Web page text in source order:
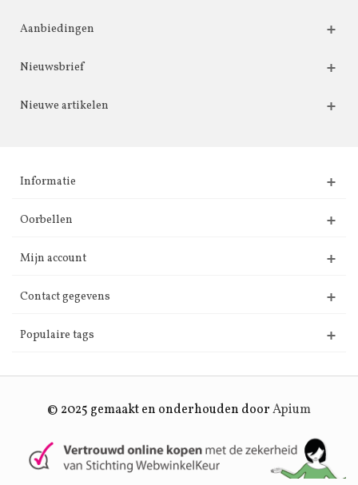
Aanbiedingen
Nieuwsbrief
Nieuwe artikelen
Informatie
Oorbellen
Mijn account
Contact gegevens
Populaire tags
© 2025 gemaakt en onderhouden doorApium